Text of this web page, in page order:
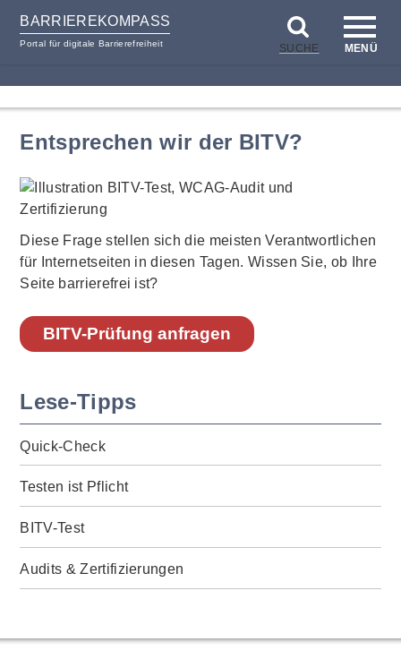
BARRIEREKOMPASS
Portal für digitale Barrierefreiheit SUCHE MENÜ
Entsprechen wir der BITV?
Diese Frage stellen sich die meisten Verantwortlichen
für Internetseiten in diesen Tagen. Wissen Sie, ob Ihre
Seite barrierefrei ist?
BITV-Prüfung anfragen
Lese-Tipps
Quick-Check
Testen ist Pflicht
BITV-Test
Audits & Zertifizierungen